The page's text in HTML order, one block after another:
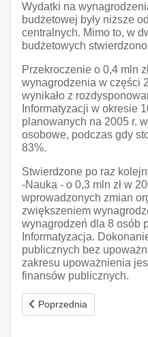
Wydatki na
budżetowej były niższe
centralnych. Mimo to, w
budżetowych
Przekroczenie o 0,4 mln
wynagrodzenia w części
wynikało z
Informatyzacji w okresie
planowanych na 2005 r.
osobowe, podczas gdy
83%.
Stwierdzone po raz
-Nauka - o 0,3 mln zł w
wprowadzonych zmian
zwiększeniem
wynagrodzeń dla 8 osób
Informatyzacja.
publicznych bez
zakresu upoważnienia
finansów publicznych.
Poprzednia strona:
Poprzednia